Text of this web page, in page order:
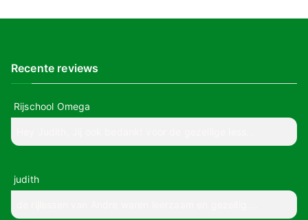
Recente reviews
Rijschool Omega
judith